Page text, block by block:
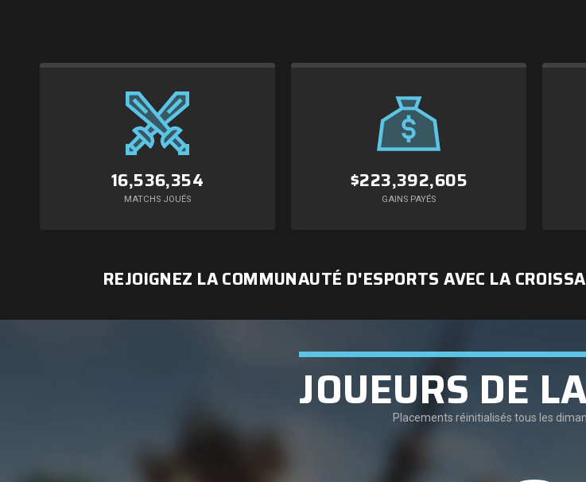
16,536,354
MATCHS JOUÉS
$223,392,605
GAINS PAYÉS
REJOIGNEZ LA COMMUNAUTÉ D'ESPORTS AVEC LA
JOUEURS DE
Placements réinitialisés tous les